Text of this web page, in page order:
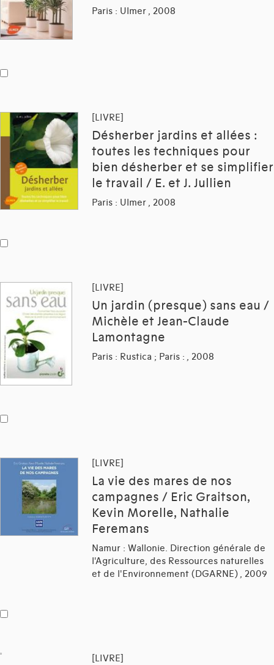
Paris : Ulmer , 2008
[LIVRE]
Désherber jardins et allées :
toutes les techniques pour
bien désherber et se simplifier
le travail / E. et J. Jullien
Paris : Ulmer , 2008
[LIVRE]
Un jardin (presque) sans eau /
Michèle et Jean-Claude
Lamontagne
Paris : Rustica ; Paris : , 2008
[LIVRE]
La vie des mares de nos
campagnes / Eric Graitson,
Kevin Morelle, Nathalie
Feremans
Namur : Wallonie. Direction générale de
l'Agriculture, des Ressources naturelles
et de l'Environnement (DGARNE) , 2009
[LIVRE]